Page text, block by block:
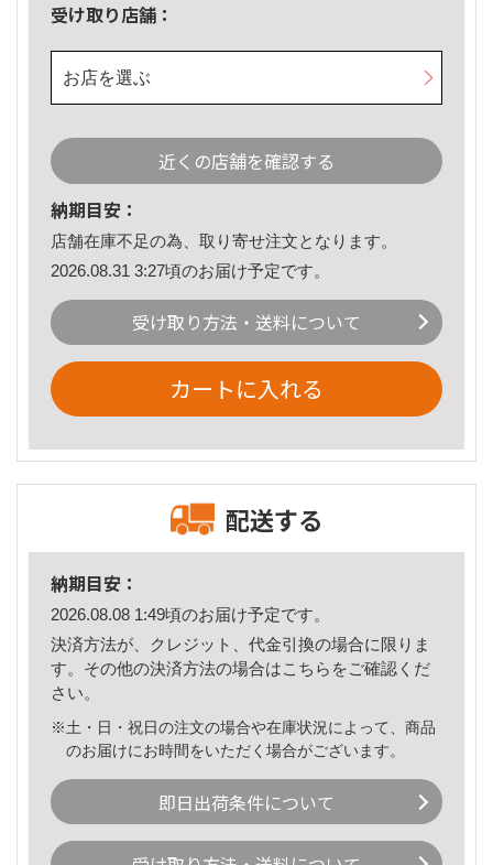
受け取り店舗：
お店を選ぶ
近くの店舗を確認する
納期目安：
店舗在庫不足の為、取り寄せ注文となります。
2026.08.31 3:27頃のお届け予定です。
受け取り方法・送料について
カートに入れる
配送する
納期目安：
2026.08.08 1:49頃のお届け予定です。
決済方法が、クレジット、代金引換の場合に限りま
す。その他の決済方法の場合はこちら をご確認くだ
さい。
※土・日・祝日の注文の場合や在庫状況によって、商品
のお届けにお時間をいただく場合がございます。
即日出荷条件について